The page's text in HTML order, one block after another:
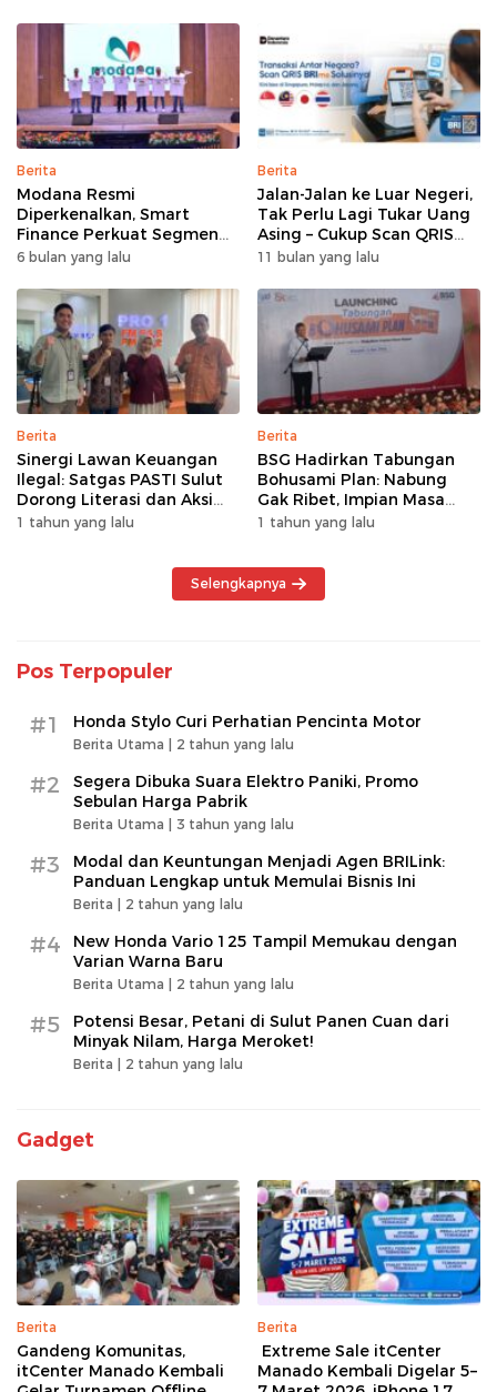
Berita
Modana Resmi
Diperkenalkan, Smart
Finance Perkuat Segmen
Pembiayaan Multiguna
6 bulan yang lalu
Berita
Jalan-Jalan ke Luar Negeri,
Tak Perlu Lagi Tukar Uang
Asing – Cukup Scan QRIS
Pakai BRImo
11 bulan yang lalu
Berita
Sinergi Lawan Keuangan
Ilegal: Satgas PASTI Sulut
Dorong Literasi dan Aksi
Kolektif Masyarakat
1 tahun yang lalu
Berita
BSG Hadirkan Tabungan
Bohusami Plan: Nabung
Gak Ribet, Impian Masa
Depan Makin Dekat!
1 tahun yang lalu
Selengkapnya
Pos Terpopuler
#1 Honda Stylo Curi Perhatian Pencinta Motor
Berita Utama | 2 tahun yang lalu
#2
Segera Dibuka Suara Elektro Paniki, Promo
Sebulan Harga Pabrik
Berita Utama | 3 tahun yang lalu
#3
Modal dan Keuntungan Menjadi Agen BRILink:
Panduan Lengkap untuk Memulai Bisnis Ini
Berita | 2 tahun yang lalu
#4
New Honda Vario 125 Tampil Memukau dengan
Varian Warna Baru
Berita Utama | 2 tahun yang lalu
#5
Potensi Besar, Petani di Sulut Panen Cuan dari
Minyak Nilam, Harga Meroket!
Berita | 2 tahun yang lalu
Gadget
Berita
Gandeng Komunitas,
itCenter Manado Kembali
Berita
Extreme Sale itCenter
Manado Kembali Digelar 5–